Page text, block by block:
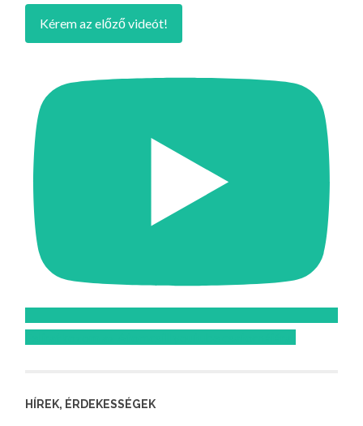
Kérem az előző videót!
HÍREK, ÉRDEKESSÉGEK